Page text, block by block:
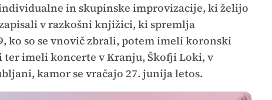
in skupinske improvizacije, ki želijo
v razkošni knjižici, ki spremlja
ko so se vnovič zbrali, potem imeli koronski
imeli koncerte v Kranju, Škofji Loki, v
kamor se vračajo 27. junija letos.